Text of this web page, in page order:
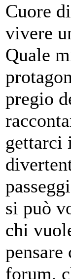
Cuore
vivere
Quale
pregio
gettarci
si può
chi
forum,